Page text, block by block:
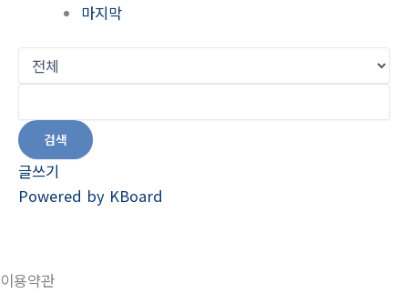
마지막
검색
글쓰기
Powered by KBoard
이용약관